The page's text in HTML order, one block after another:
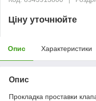
Ціну уточнюйте
Опис Характеристики
Опис
Прокладка проставки